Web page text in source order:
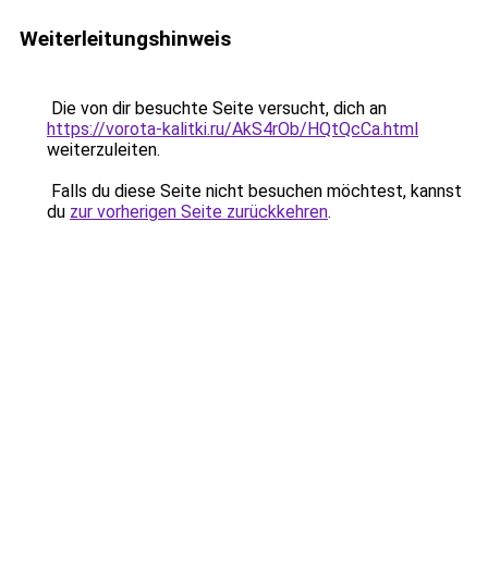
Weiterleitungshinweis
Die von dir besuchte Seite versucht, dich an
https://vorota-kalitki.ru/AkS4rOb/HQtQcCa.html
weiterzuleiten.
Falls du diese Seite nicht besuchen möchtest, kannst
du zur vorherigen Seite zurückkehren.